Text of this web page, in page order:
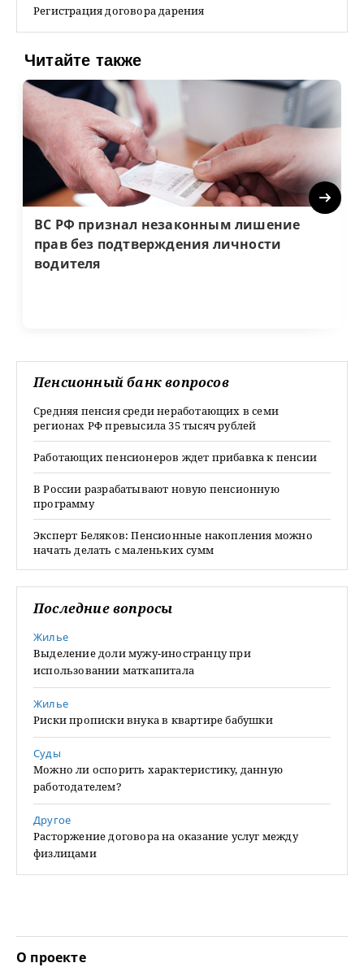
Регистрация договора дарения
Читайте также
ВС РФ признал незаконным лишение
прав без подтверждения личности
водителя
Next
Пенсионный банк вопросов
Средняя пенсия среди неработающих в семи
регионах РФ превысила 35 тысяч рублей
Работающих пенсионеров ждет прибавка к пенсии
В России разрабатывают новую пенсионную
программу
Эксперт Беляков: Пенсионные накопления можно
начать делать с маленьких сумм
Последние вопросы
Жилье
Выделение доли мужу-иностранцу при
использовании маткапитала
Жилье
Риски прописки внука в квартире бабушки
Суды
Можно ли оспорить характеристику, данную
работодателем?
Другое
Расторжение договора на оказание услуг между
физлицами
О проекте